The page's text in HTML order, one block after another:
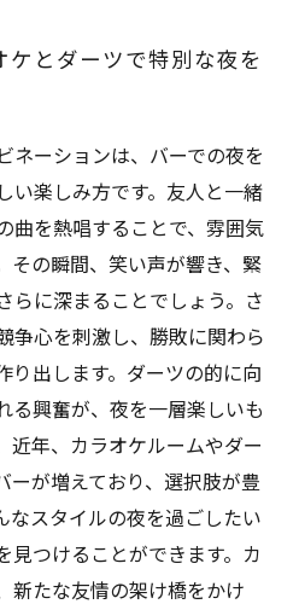
：カラオケルームとダー
ケとダーツで特別な夜を
ネーションは、バーでの夜を
い楽しみ方です。友人と一緒
曲を熱唱することで、雰囲気
その瞬間、笑い声が響き、緊
らに深まることでしょう。さ
争心を刺激し、勝敗に関わら
り出します。ダーツの的に向
る興奮が、夜を一層楽しいも
近年、カラオケルームやダー
ーが増えており、選択肢が豊
なスタイルの夜を過ごしたい
見つけることができます。カ
新たな友情の架け橋をかけ